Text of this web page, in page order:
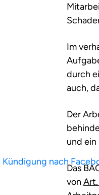
Im
durch
auch,
Der
und
Das
von Art.
Kündigung nach